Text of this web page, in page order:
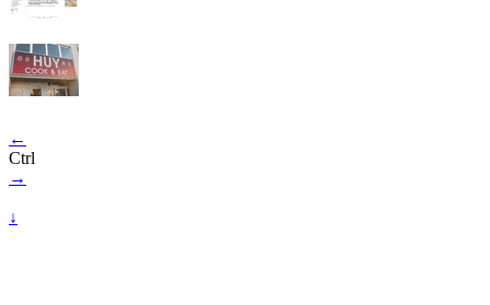
←
Ctrl
→
↓